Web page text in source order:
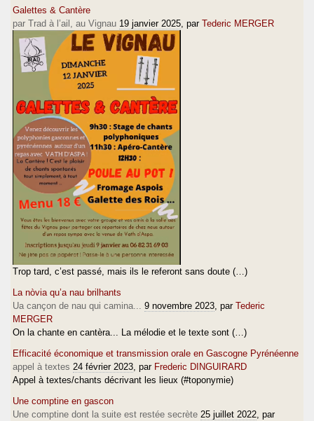
Galettes & Cantère
par Trad à l’ail, au Vignau 19 janvier 2025 , par Tederic MERGER
Trop tard, c’est passé, mais ils le referont sans doute (…)
La nòvia qu’a nau brilhants
Ua cançon de nau qui camina...
9 novembre 2023 , par Tederic
MERGER
On la chante en cantèra... La mélodie et le texte sont (…)
Efficacité économique et transmission orale en Gascogne Pyrénéenne
appel à textes 24 février 2023 , par Frederic DINGUIRARD
Appel à textes/chants décrivant les lieux (#toponymie)
Une comptine en gascon
Une comptine dont la suite est restée secrète 25 juillet 2022 , par